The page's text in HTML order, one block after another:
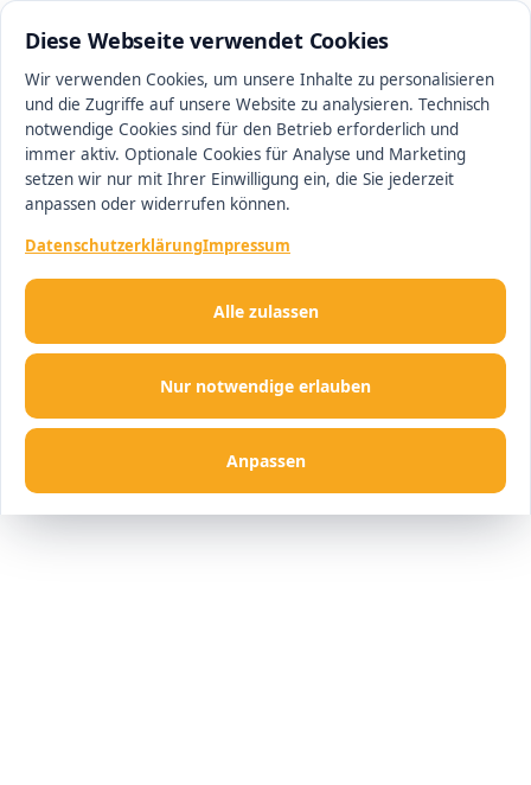
Diese Webseite verwendet Cookies
Wir verwenden Cookies, um unsere Inhalte zu personalisieren
und die Zugriffe auf unsere Website zu analysieren. Technisch
notwendige Cookies sind für den Betrieb erforderlich und
immer aktiv. Optionale Cookies für Analyse und Marketing
setzen wir nur mit Ihrer Einwilligung ein, die Sie jederzeit
anpassen oder widerrufen können.
DatenschutzerklärungImpressum
Nur notwendige erlauben
Anpassen
Alle zulassen